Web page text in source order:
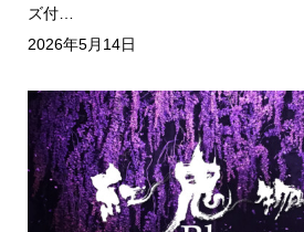
ズ付…
2026年5月14日